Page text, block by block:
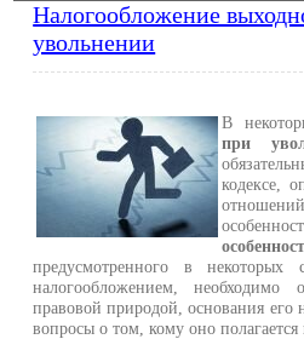
Налогообложение
увольнении
В
при
кодексе,
предусмотренного в некоторых
налогообложением, необходимо
правовой природой, основания его
вопросы о том, кому оно